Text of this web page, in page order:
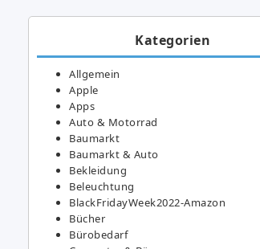
Kategorien
Allgemein
Apple
Apps
Auto & Motorrad
Baumarkt
Baumarkt & Auto
Bekleidung
Beleuchtung
BlackFridayWeek2022-Amazon
Bücher
Bürobedarf